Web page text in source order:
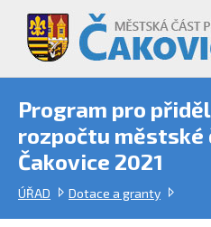
Program pro
rozpočtu městské
Čakovice 2021
ÚŘAD Dotace a granty